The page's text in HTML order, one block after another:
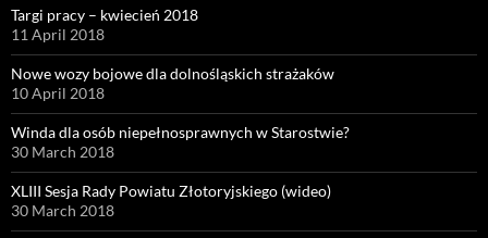
Targi pracy – kwiecień 2018
11 April 2018
Nowe wozy bojowe dla dolnośląskich strażaków
10 April 2018
Winda dla osób niepełnosprawnych w Starostwie?
30 March 2018
XLIII Sesja Rady Powiatu Złotoryjskiego (wideo)
30 March 2018